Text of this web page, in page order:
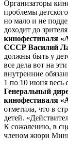
Организаторы
проблемы
но мало и не
доходит до
кинофестиваля
СССР Василий
должны быть у
все дела вот на
внутренние
1 по 10 июня весь
Генеральный
кинофестиваля
отметила, что в
детей.
К сожалению, в
членом жюри